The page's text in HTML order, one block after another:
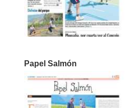
Papel Salmón